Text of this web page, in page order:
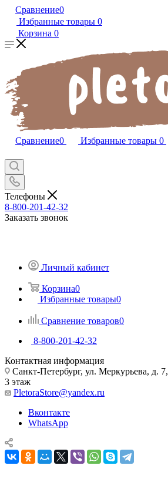
Сравнение0
Избранные товары 0
Корзина 0
Сравнение0 Избранные товары 0
Телефоны
8-800-201-42-32
Заказать звонок
Личный кабинет
Корзина0
Избранные товары0
Сравнение товаров0
8-800-201-42-32
Контактная информация
Санкт-Петербург, ул. Меркурьева, д. 7,
3 этаж
PletoraStore@yandex.ru
Вконтакте
WhatsApp